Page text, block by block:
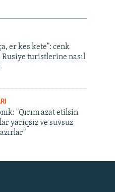
er kes kete": cenk
Rusiye turistlerine nasıl
"Qırım azat etilsin
yarıqsız ve suvsuz